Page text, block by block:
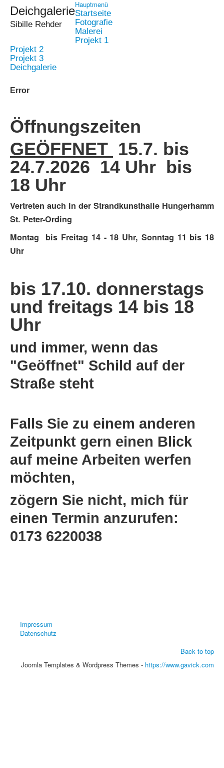
Deichgalerie
Sibille Rehder
Hauptmenü
Startseite
Fotografie
Malerei
Projekt 1
Projekt 2
Projekt 3
Deichgalerie
Error
Öffnungszeiten
GEÖFFNET 15.7. bis
24.7.2026 14 Uhr bis
18 Uhr
Vertreten auch in der Strandkunsthalle Hungerhamm
St. Peter-Ording
Montag bis Freitag 14 - 18 Uhr, Sonntag 11 bis 18
Uhr
bis 17.10. donnerstags
und freitags 14 bis 18
Uhr
und immer, wenn das
"Geöffnet" Schild auf der
Straße steht
Falls Sie zu einem anderen
Zeitpunkt gern einen Blick
auf meine Arbeiten werfen
möchten,
zögern Sie nicht, mich für
einen Termin anzurufen:
0173 6220038
Impressum
Datenschutz
Back to top
Joomla Templates & Wordpress Themes - https://www.gavick.com